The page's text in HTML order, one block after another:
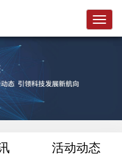
L
o
活动动态